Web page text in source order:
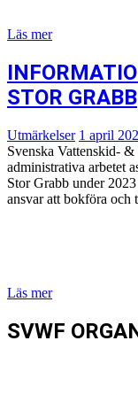
Läs mer
STOR GRABB
Utmärkelser 1 april
Svenska Vattenskid-
administrativa arbetet
Stor Grabb under
ansvar att bokföra och
Läs mer
SVWF